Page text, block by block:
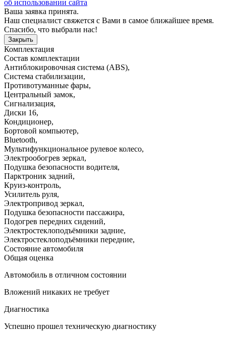
об использовании сайта
Ваша заявка принята.
Наш специалист свяжется с Вами в самое ближайшее время.
Спасибо, что выбрали нас!
Закрыть
Комплектация
Состав комплектации
Антиблокировочная система (ABS),
Система стабилизации,
Противотуманные фары,
Центральный замок,
Сигнализация,
Диски 16,
Кондиционер,
Бортовой компьютер,
Bluetooth,
Мультифункциональное рулевое колесо,
Электрообогрев зеркал,
Подушка безопасности водителя,
Парктроник задний,
Круиз-контроль,
Усилитель руля,
Электропривод зеркал,
Подушка безопасности пассажира,
Подогрев передних сидений,
Электростеклоподъёмники задние,
Электростеклоподъёмники передние,
Состояние автомобиля
Общая оценка
Автомобиль в отличном состоянии
Вложений никаких не требует
Диагностика
Успешно прошел техническую диагностику